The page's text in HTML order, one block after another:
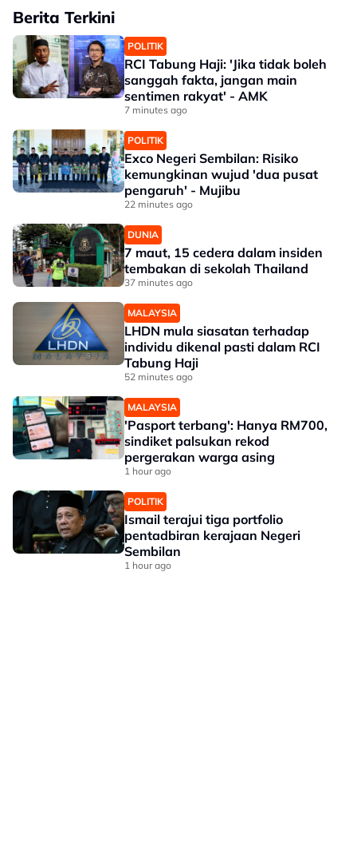
Berita Terkini
POLITIK
RCI Tabung Haji: 'Jika tidak boleh
sanggah fakta, jangan main
sentimen rakyat' - AMK
7 minutes ago
POLITIK
Exco Negeri Sembilan: Risiko
kemungkinan wujud 'dua pusat
pengaruh' - Mujibu
22 minutes ago
DUNIA
7 maut, 15 cedera dalam insiden
tembakan di sekolah Thailand
37 minutes ago
MALAYSIA
LHDN mula siasatan terhadap
individu dikenal pasti dalam RCI
Tabung Haji
52 minutes ago
MALAYSIA
'Pasport terbang': Hanya RM700,
sindiket palsukan rekod
pergerakan warga asing
1 hour ago
POLITIK
Ismail terajui tiga portfolio
pentadbiran kerajaan Negeri
Sembilan
1 hour ago